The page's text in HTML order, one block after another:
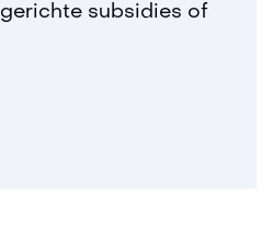
subsidies of